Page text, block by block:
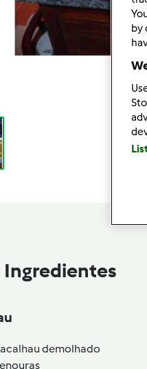
Ingredientes
demolhado
by